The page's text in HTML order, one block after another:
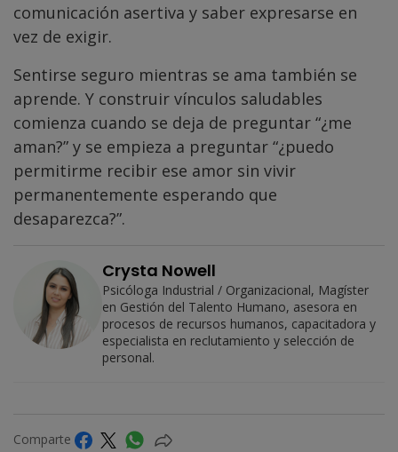
comunicación asertiva y saber expresarse en
vez de exigir.
Sentirse seguro mientras se ama también se
aprende. Y construir vínculos saludables
comienza cuando se deja de preguntar “¿me
aman?” y se empieza a preguntar “¿puedo
permitirme recibir ese amor sin vivir
permanentemente esperando que
desaparezca?”.
Crysta Nowell
Psicóloga Industrial / Organizacional, Magíster
en Gestión del Talento Humano, asesora en
procesos de recursos humanos, capacitadora y
especialista en reclutamiento y selección de
personal.
Comparte